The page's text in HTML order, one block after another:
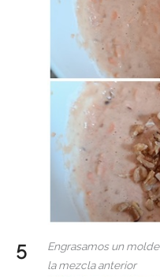
Engrasamos un
la mezcla anterior